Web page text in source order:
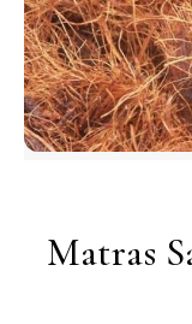
Matras